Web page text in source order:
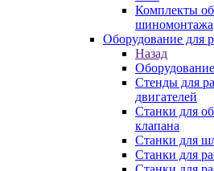
Комплекты
шиномонтажа
Оборудование для
Назад
Стенды для
двигателей
Станки для
клапана
Станки для
Станки для